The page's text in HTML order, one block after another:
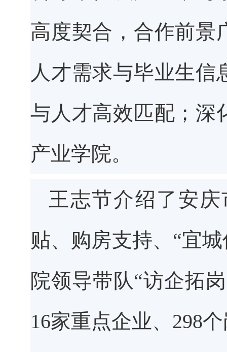
高度契合，合作前景
人才需求与毕业生信
与人才高效匹配；深
产业学院。
王志节介绍了安
贴、购房支持、“宜
院领导带队“访企拓
16家重点企业、298